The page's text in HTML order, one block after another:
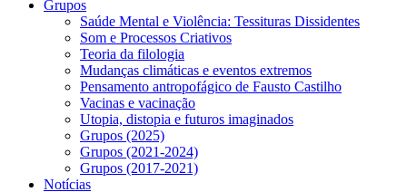
Grupos
Saúde Mental e Violência: Tessituras Dissidentes
Som e Processos Criativos
Teoria da filologia
Mudanças climáticas e eventos extremos
Pensamento antropofágico de Fausto Castilho
Vacinas e vacinação
Utopia, distopia e futuros imaginados
Grupos (2025)
Grupos (2021-2024)
Grupos (2017-2021)
Notícias